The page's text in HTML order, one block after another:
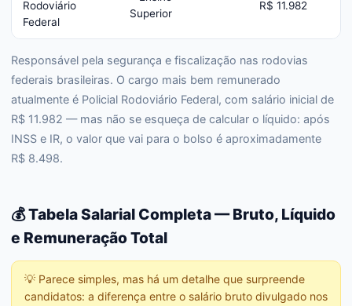
Rodoviário
Federal
Superior
R$ 11.982
Responsável pela segurança e fiscalização nas rodovias
federais brasileiras. O cargo mais bem remunerado
atualmente é Policial Rodoviário Federal, com salário inicial de
R$ 11.982 — mas não se esqueça de calcular o líquido: após
INSS e IR, o valor que vai para o bolso é aproximadamente
R$ 8.498.
💰 Tabela Salarial Completa — Bruto, Líquido
e Remuneração Total
💡 Parece simples, mas há um detalhe que surpreende
candidatos: a diferença entre o salário bruto divulgado nos